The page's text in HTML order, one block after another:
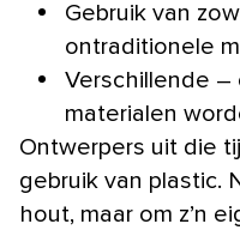
Gebruik van
ontraditionele
Verschillende
materialen
Ontwerpers uit die
gebruik van plastic.
hout, maar om z’n